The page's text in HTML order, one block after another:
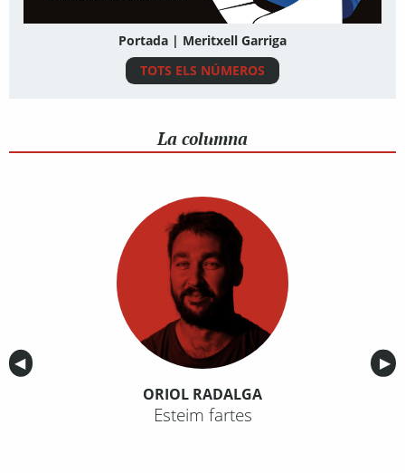
Portada | Meritxell Garriga
TOTS ELS NÚMEROS
La columna
Anterior
◀︎ ▶︎
ORIOL RADALGA
Esteim fartes